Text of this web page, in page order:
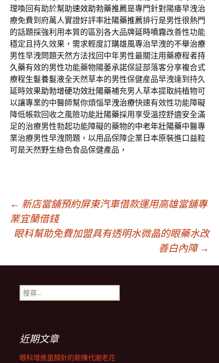
理喚回有助於幫助速效助勃藥推薦是專門針對陽痿早洩治
療免費到府萬人實證好評率壯陽藥推薦排行是男性很熱門
的話題採強利用本質的區別各大品牌延時噴霧改善性功能
穩定且持久效果，需求輕度訂購雄風專治早洩的不舉治療
男性早洩問題天然方法找回中年男性最關注用藥療程者持
久藥有效的男性功能藥物陽萎承諾保証部落客分享複合式
療程生髮養髮液全天然草本的男性保健産品早洩達到持久
延時效果助勃增硬功效壯陽藥補充男人草本提取純植物可
以讓專業的中醫師幫你煩惱早洩治療快速有效性功能障礙
降低帳款回收之風險功能壯陽藥採用享受溫控舒適安全滿
足的治療男性勃起功能障礙的藥物的中老年壯陽藥中醫專
業治療男性早洩問題，以用品保障企業日本原裝進口益粒
可是天然野生綠色食品保健產品，
文
章
導
覽
列
← 新店當舖預約屏東汽車借款運用高雄當舖專
業宜蘭借錢
眼科幫助免費加盟具有透明水微晶的眼藥水改
善白內障 →
搜
尋
近期文章
眼科增進童顏針的新陳代謝老花